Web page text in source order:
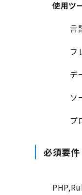
使用ツ
言
フ
デ
ソ
プ
必須要件